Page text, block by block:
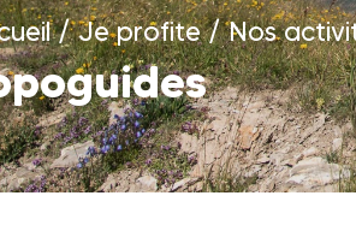
/Je profite/Nos